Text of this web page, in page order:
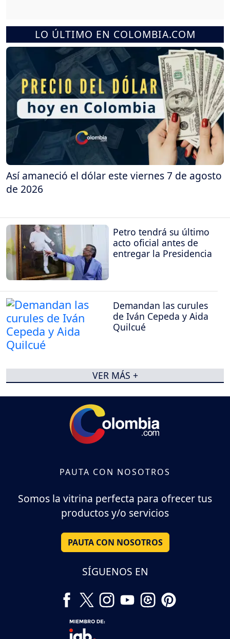
LO ÚLTIMO EN COLOMBIA.COM
Así amaneció el dólar este viernes 7 de agosto
de 2026
Petro tendrá su último
acto oficial antes de
entregar la Presidencia
Demandan las curules
de Iván Cepeda y Aida
Quilcué
VER MÁS +
PAUTA CON NOSOTROS
Somos la vitrina perfecta para ofrecer tus
productos y/o servicios
PAUTA CON NOSOTROS
SÍGUENOS EN